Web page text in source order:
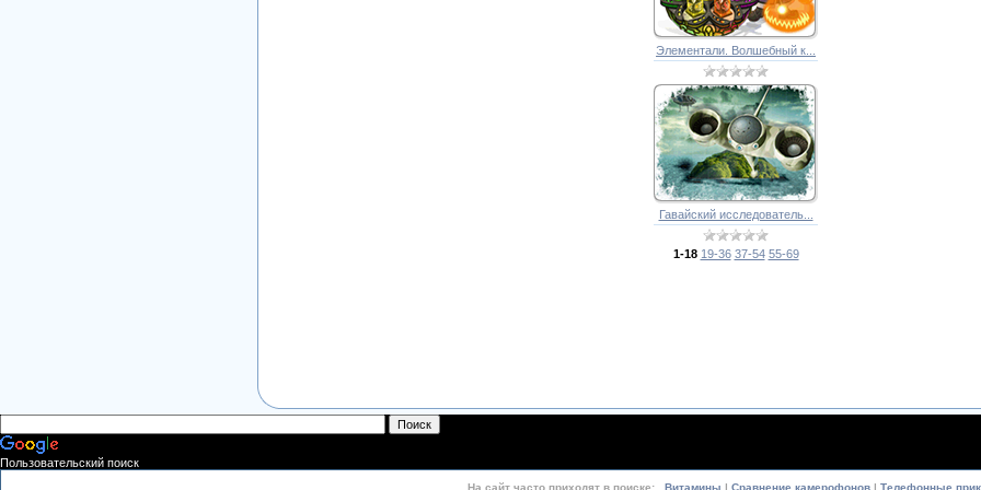
Элементали. Волшебный к...
Гавайский исследователь...
1-18 19-36 37-54 55-69
Пользовательский поиск
На сайт часто приходят в поиске: Витамины | Сравнение камерофонов | Телефонные